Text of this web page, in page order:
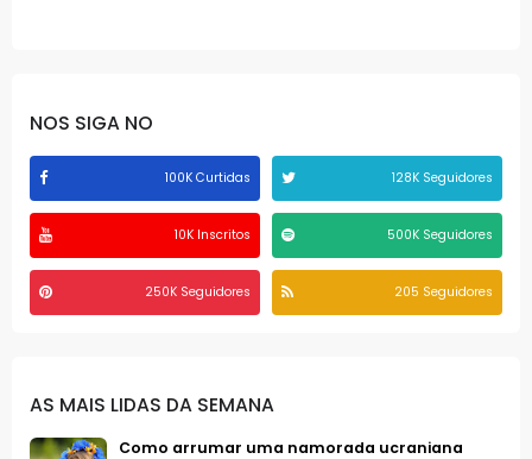
NOS SIGA NO
100K Curtidas 128K Seguidores
10K Inscritos 500K Seguidores
250K Seguidores 205 Seguidores
AS MAIS LIDAS DA SEMANA
Como arrumar uma namorada ucraniana